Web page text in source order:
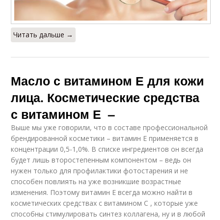
Читать дальше →
Масло с витамином Е для кожи
лица. Косметические средства
с витамином Е –
Выше мы уже говорили, что в составе профессиональной
брендированной косметики – витамин Е применяется в
концентрации 0,5-1,0%. В списке ингредиентов он всегда
будет лишь второстепенным компонентом – ведь он
нужен только для профилактики фотостарения и не
способен повлиять на уже возникшие возрастные
изменения. Поэтому витамин Е всегда можно найти в
косметических средствах с витамином С , которые уже
способны стимулировать синтез коллагена, ну и в любой